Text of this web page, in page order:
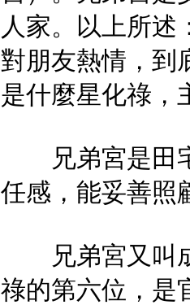
人家。以上所述
對朋友熱情，到
是什麼星化祿，
兄弟宮是田宅
任感，能妥善照
兄弟宮又叫成
祿的第六位，是